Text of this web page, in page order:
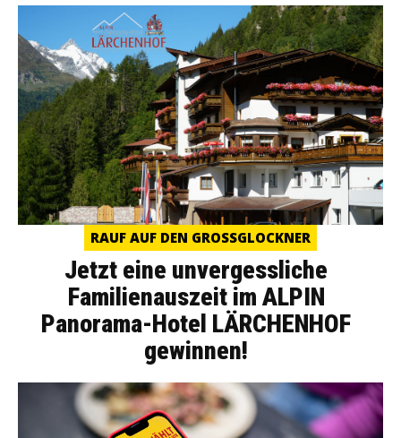
RAUF AUF DEN GROSSGLOCKNER
Jetzt eine unvergessliche
Familienauszeit im ALPIN
Panorama-Hotel LÄRCHENHOF
gewinnen!